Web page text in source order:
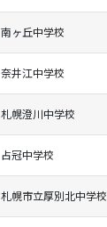
南ヶ丘中学校
奈井江中学校
札幌澄川中学校
占冠中学校
札幌市立厚別北中学校